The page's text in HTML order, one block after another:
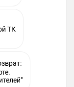
ТК